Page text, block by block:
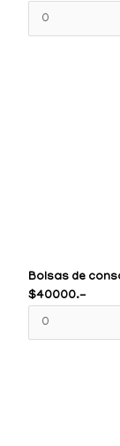
Bolsas de
$40000.-